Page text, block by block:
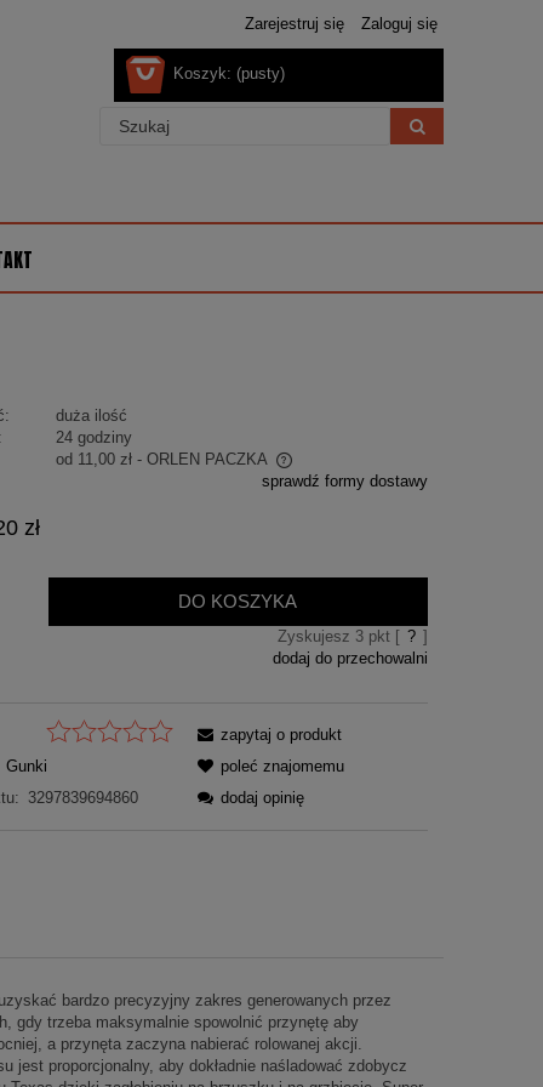
Zarejestruj się Zaloguj się
Koszyk: (pusty)
duża ilość
24 godziny
od 11,00 zł - ORLEN PACZKA
sprawdź formy dostawy
zł
DO KOSZYKA
Zyskujesz 3pkt [ ? ]
dodaj do przechowalni
Gunki
3297839694860
zapytaj o produkt
poleć znajomemu
dodaj opinię
bardzo precyzyjny zakres generowanych przez
gdy trzeba maksymalnie spowolnić przynętę aby
a przynęta zaczyna nabierać rolowanej akcji.
jest proporcjonalny, aby dokładnie naśladować zdobycz